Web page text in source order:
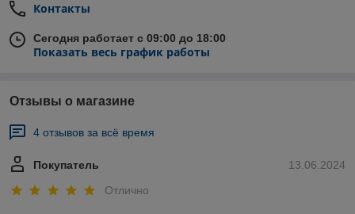
Контакты
Сегодня работает с 09:00 до 18:00
Показать весь график работы
Отзывы о магазине
4 отзывов за всё время
13.06.2024
Покупатель
Отлично